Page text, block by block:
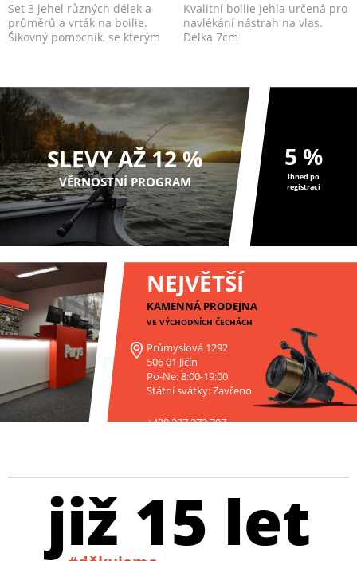
Set 3 jehel různých délek a
průměrů a vrták na boilie.
Šikovný pomocník, se kterým
Kvalitní boilie jehla určená pro
navlékání nástrah na vlas.
Délka 7cm
SLEVY AŽ 12 %
VĚRNOSTNÍ PROGRAM
5 %
ihned po
registraci
NEJVĚTŠÍ
KAMENNÁ PRODEJNA
VE VÝCHODNÍCH ČECHÁCH
Průmyslová 1292
506 01 Jičín
Po-Ne: 8:00-19:00
Státní svátky: Zavřeno
+420 227 272 797
již 15 let